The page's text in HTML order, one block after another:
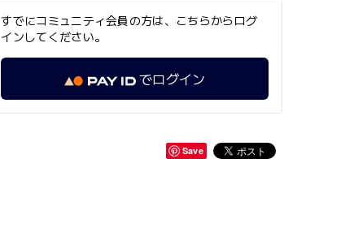
すでにコミュニティ会員の方は、こちらからログ
インしてください。
でログイン
Save